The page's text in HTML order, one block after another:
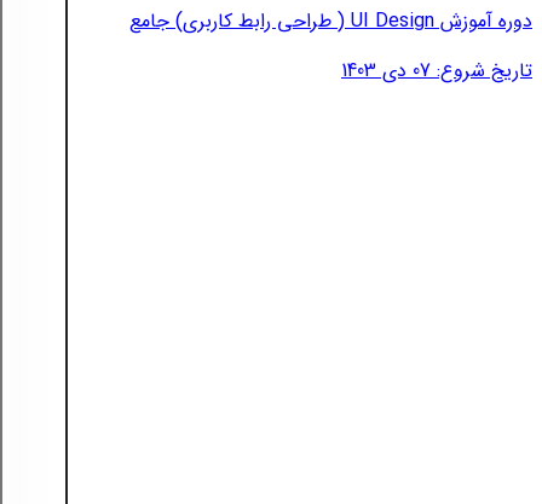
دوره آموزش UI Design ( طراحی رابط کاربری) جامع
تاریخ شروع: 07 دی 1403